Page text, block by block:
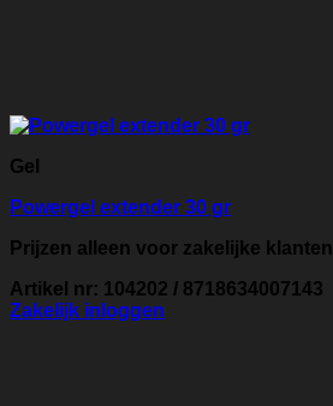
Gel
Powergel extender 30 gr
Prijzen alleen voor zakelijke klanten
Artikel nr: 104202 / 8718634007143
Zakelijk inloggen